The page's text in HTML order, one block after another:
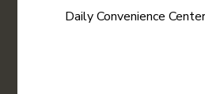
Daily Convenience